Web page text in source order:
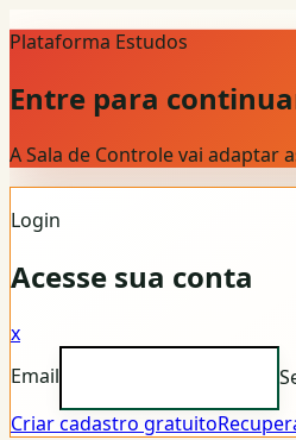
Plataforma Estudos
Entre para
A Sala de Controle vai adaptar
Login
Acesse sua conta
x
Email
Criar cadastro gratuito